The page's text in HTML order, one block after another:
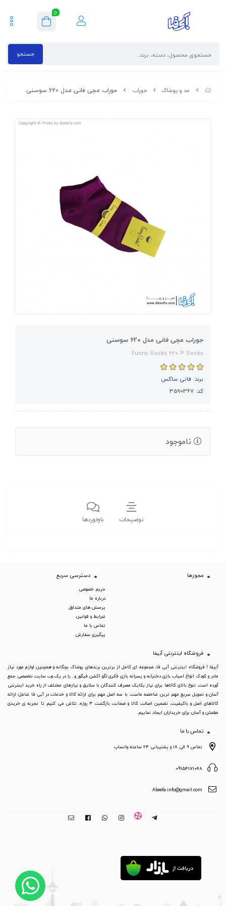
0
جستجو
مد و پوشاک جوراب جوراب مچی فانی مدل 620 سوسنی
جوراب مچی فانی مدل 620 سوسنی
Funny Socks 620 P Socks
برند: فانی ساکس
کد: 3590367
ناموجود
توضیحات بازخوردها
مجوزها دسترسی سریع
حریم خصوصی
درباره ما
پرسش های متداول
شرایط و قوانین
تماس با ما
پیگیری سفارش
فروشگاه اینترنتی آبیفا
آبیفا ! فروشگاه اینترنتی آبی فا، مجموعه ای کامل از برترین برندهای پوشاک بچگانه و همچنین لوازم مورد نیاز
مادر و کودک انواع اسباب بازی دخترانه و پسرانه بازی فکری لگو اکشن فیگور و... را در یک وب سایت تخصصی جمع
آورده است. تنوع بالای کالاها برای نیاز یکایک مصرف کنندگان با سلایق و نیازهای مختلف از راه خرید اینترنتی
آسان و تحویل سریع مهم ترین شاخصه ماست. با سه اصل مهم برای ارائه کالا و خدمات در آبی فا شامل؛ ارائه
کالاهای اصل و باکیفیت، تضمین اصالت کالا و ضمانت بازگشت 3 روزه، تلاش می کنیم تا تجربه ی خریدی
مطمئن و آسان برای خریداران ایجاد نماییم.
تماس با ما
تماس ۹ الی ۱۸ و پشتیبانی ۲۴ ساعته واتساپ
09154171068
Abeefa.info@gmail.com